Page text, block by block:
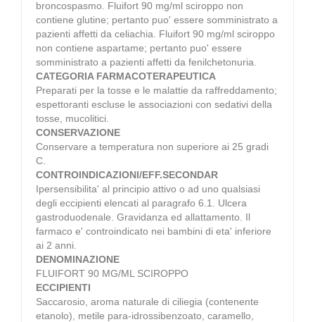
broncospasmo. Fluifort 90 mg/ml sciroppo non
contiene glutine; pertanto puo' essere somministrato a
pazienti affetti da celiachia. Fluifort 90 mg/ml sciroppo
non contiene aspartame; pertanto puo' essere
somministrato a pazienti affetti da fenilchetonuria.
CATEGORIA FARMACOTERAPEUTICA
Preparati per la tosse e le malattie da raffreddamento;
espettoranti escluse le associazioni con sedativi della
tosse, mucolitici.
CONSERVAZIONE
Conservare a temperatura non superiore ai 25 gradi
C.
CONTROINDICAZIONI/EFF.SECONDAR
Ipersensibilita' al principio attivo o ad uno qualsiasi
degli eccipienti elencati al paragrafo 6.1. Ulcera
gastroduodenale. Gravidanza ed allattamento. Il
farmaco e' controindicato nei bambini di eta' inferiore
ai 2 anni.
DENOMINAZIONE
FLUIFORT 90 MG/ML SCIROPPO
ECCIPIENTI
Saccarosio, aroma naturale di ciliegia (contenente
etanolo), metile para-idrossibenzoato, caramello,